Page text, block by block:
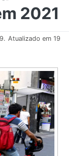
2021
Atualizado em 19